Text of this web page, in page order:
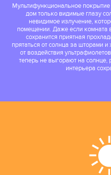
Мультифункциональное покрытие
дом только видимые глазу
невидимое излучение,
помещении. Даже если комната
сохранится приятная
прятаться от солнца за шторами
от воздействия
теперь не выгорают на солнце,
интерьера